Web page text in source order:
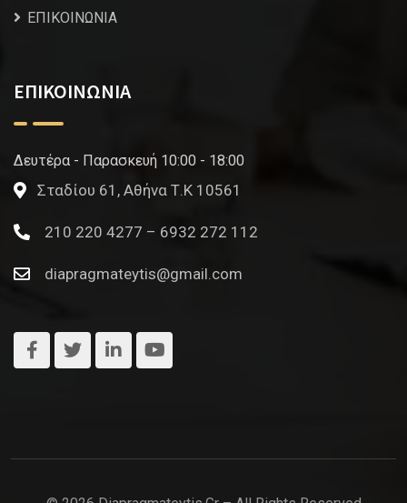
ΕΠΙΚΟΙΝΩΝΙΑ
ΕΠΙΚΟΙΝΩΝΙΑ
Δευτέρα - Παρασκευή 10:00 - 18:00
Σταδίου 61, Αθήνα Τ.Κ 10561
210 220 4277 – 6932 272 112
diapragmateytis@gmail.com